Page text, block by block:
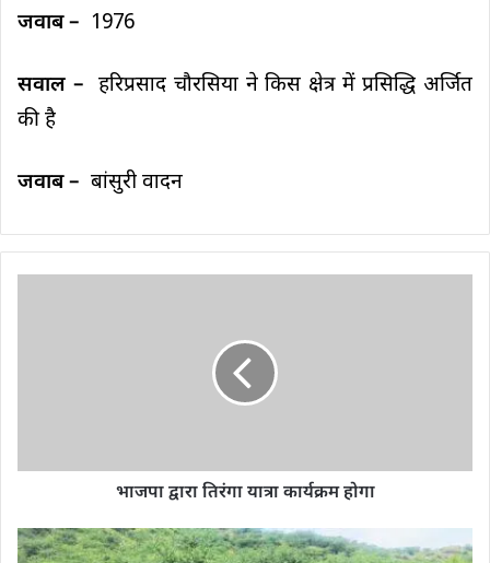
जवाब – 1976
सवाल – हरिप्रसाद चौरसिया ने किस क्षेत्र में प्रसिद्धि अर्जित
की है
जवाब – बांसुरी वादन
भाजपा द्वारा तिरंगा यात्रा कार्यक्रम होगा